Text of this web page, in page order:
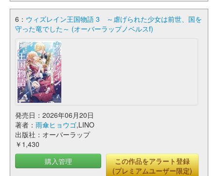
6： ウィズレイン王国物語 3 ～虐げられた少女は前世、国を
守った竜でした～ (オーバーラップノベルスf)
発売日：2026年06月20日
著者： 雨傘ヒョウゴ,LINO
出版社：オーバーラップ
￥1,430
購入管理
この作品をアラート登録
(プレミアムユーザー限定)